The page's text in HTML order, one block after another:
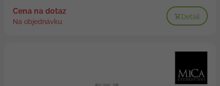
Cena na dotaz
Na objednávku
Detail